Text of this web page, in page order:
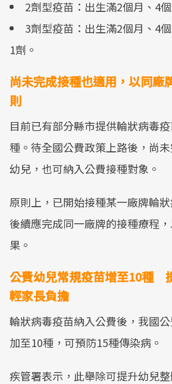
2劑型疫苗：出生滿2個月、4
3劑型疫苗：出生滿2個月、4
1劑。
尚未完成接種也適用，以同廠
則
目前已有部分縣市提供輪狀病毒
種。待全國公費政策上路後，尚
幼兒，也可納入公費接種對象。
原則上，已開始接種某一廠牌輪
後續應完成同一廠牌的接種療程
果。
公費幼兒常規疫苗增至10種
輕家長負擔
輪狀病毒疫苗納入公費後，我國
加至10種，可預防15種傳染病。
疾管署表示，此舉除可提升幼兒